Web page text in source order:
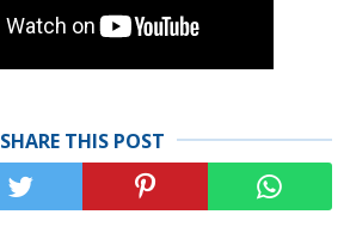
SHARE THIS POST